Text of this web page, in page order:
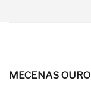
MECENAS OURO